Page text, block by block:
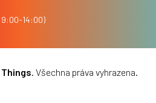
. Všechna práva vyhrazena.